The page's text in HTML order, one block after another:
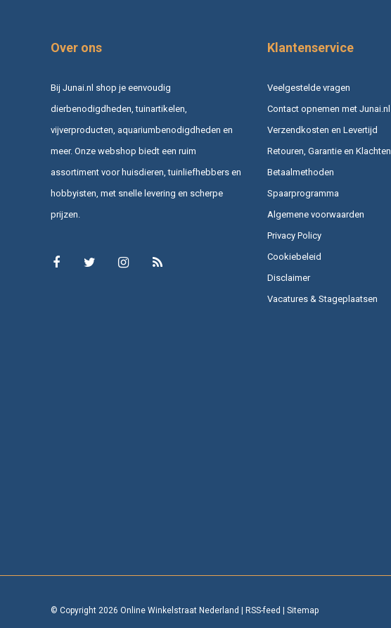
Over ons
Bij Junai.nl shop je eenvoudig
dierbenodigdheden, tuinartikelen,
vijverproducten, aquariumbenodigdheden en
meer. Onze webshop biedt een ruim
assortiment voor huisdieren, tuinliefhebbers en
hobbyisten, met snelle levering en scherpe
prijzen.
Klantenservice
Veelgestelde vragen
Contact opnemen met Junai.nl
Verzendkosten en Levertijd
Retouren, Garantie en Klachten
Betaalmethoden
Spaarprogramma
Algemene voorwaarden
Privacy Policy
Cookiebeleid
Disclaimer
Vacatures & Stageplaatsen
© Copyright 2026 Online Winkelstraat Nederland | RSS-feed | Sitemap